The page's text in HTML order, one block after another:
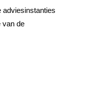
adviesinstanties
van de